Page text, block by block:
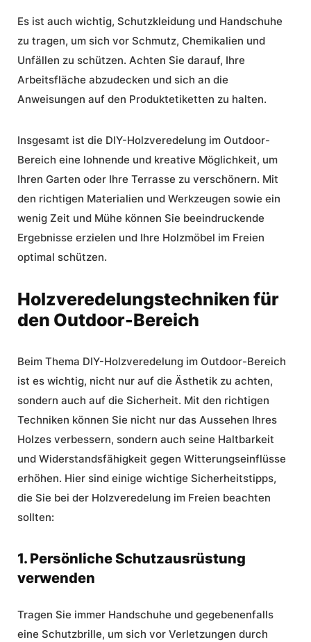
Es ist auch wichtig, Schutzkleidung und Handschuhe
zu tragen, um sich vor Schmutz, Chemikalien und
Unfällen zu schützen. Achten Sie darauf, Ihre
Arbeitsfläche abzudecken und sich an die
Anweisungen auf den Produktetiketten zu halten.
Insgesamt ist die DIY-Holzveredelung im Outdoor-
Bereich eine lohnende und kreative Möglichkeit, um
Ihren Garten oder Ihre Terrasse zu verschönern. Mit
den richtigen Materialien und Werkzeugen sowie ein
wenig Zeit und Mühe können Sie beeindruckende
Ergebnisse erzielen und Ihre Holzmöbel im Freien
optimal schützen.
Holzveredelungstechniken für
den Outdoor-Bereich
Beim Thema DIY-Holzveredelung im Outdoor-Bereich
ist es wichtig, nicht nur auf die Ästhetik zu achten,
sondern auch auf die Sicherheit. Mit den richtigen
Techniken können Sie nicht nur das Aussehen Ihres
Holzes verbessern, sondern auch seine Haltbarkeit
und Widerstandsfähigkeit gegen Witterungseinflüsse
erhöhen. Hier sind einige wichtige Sicherheitstipps,
die Sie bei der Holzveredelung im Freien beachten
sollten:
1. Persönliche Schutzausrüstung
verwenden
Tragen Sie immer Handschuhe und gegebenenfalls
eine Schutzbrille, um sich vor Verletzungen durch